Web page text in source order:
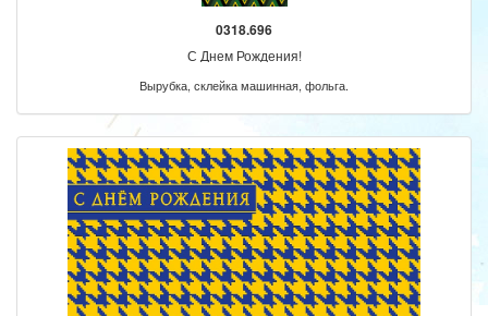
0318.696
С Днем Рождения!
Вырубка, склейка машинная, фольга.